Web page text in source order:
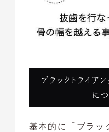
ブラックトライア
に
基本的に「ブラッ